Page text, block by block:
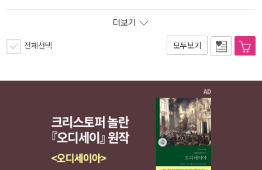
더보기
전체선택 모두보기